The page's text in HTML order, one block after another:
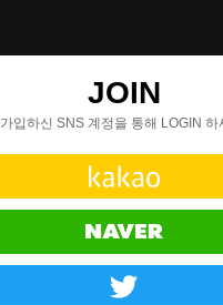
JOIN
가입하신 SNS 계정을 통해 LOGIN 하